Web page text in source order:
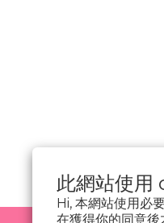
此網站使用
Hi, 本網站使用必
在獲得你的同意後